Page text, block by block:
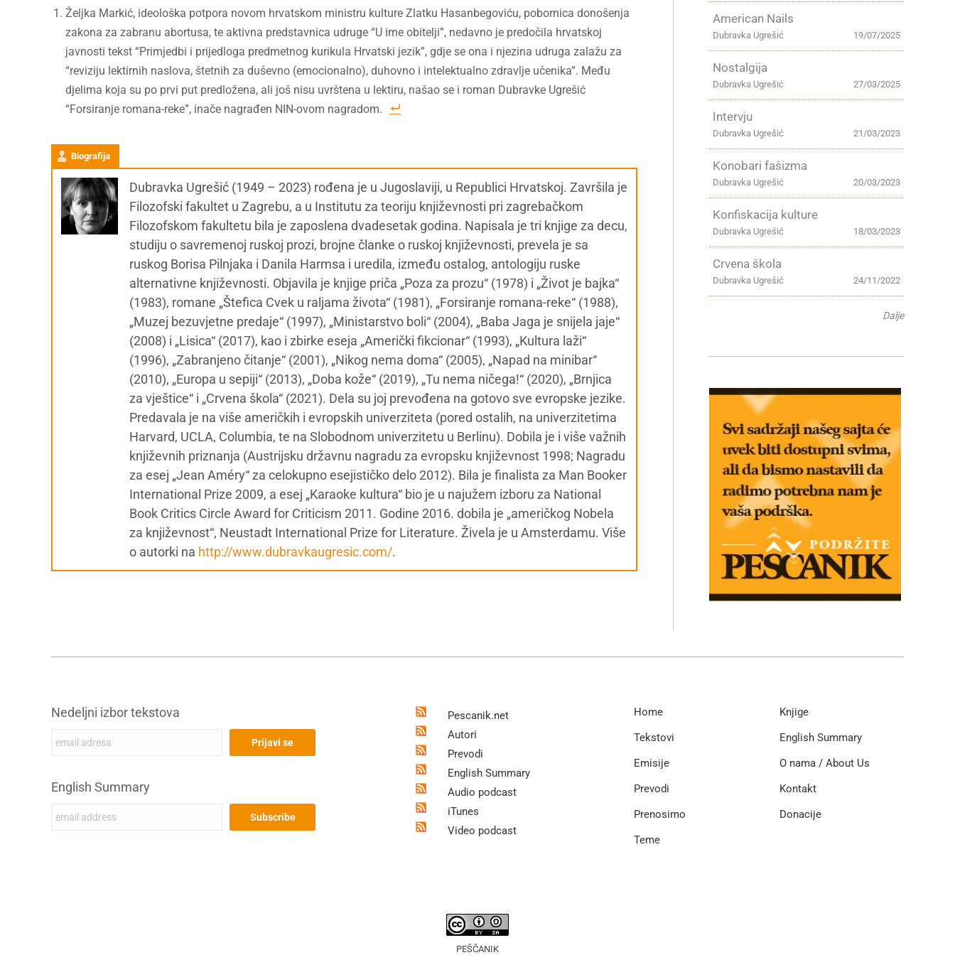
Željka Markić, ideološka potpora novom hrvatskom ministru kulture Zlatku Hasanbegoviću, pobornica donošenja
zakona za zabranu abortusa, te aktivna predstavnica udruge “U ime obitelji”, nedavno je predočila hrvatskoj
javnosti tekst “Primjedbi i prijedloga predmetnog kurikula Hrvatski jezik”, gdje se ona i njezina udruga zalažu za
“reviziju lektirnih naslova, štetnih za duševno (emocionalno), duhovno i intelektualno zdravlje učenika”. Među
djelima koja su po prvi put predložena, ali još nisu uvrštena u lektiru, našao se i roman Dubravke Ugrešić
“Forsiranje romana-reke”, inače nagrađen NIN-ovom nagradom.
Biografija
Dubravka Ugrešić (1949 – 2023) rođena je u Jugoslaviji, u Republici Hrvatskoj. Završila je
Filozofski fakultet u Zagrebu, a u Institutu za teoriju književnosti pri zagrebačkom
Filozofskom fakultetu bila je zaposlena dvadesetak godina. Napisala je tri knjige za decu,
studiju o savremenoj ruskoj prozi, brojne članke o ruskoj književnosti, prevela je sa
ruskog Borisa Pilnjaka i Danila Harmsa i uredila, između ostalog, antologiju ruske
alternativne književnosti. Objavila je knjige priča „Poza za prozu“ (1978) i „Život je bajka“
(1983), romane „Štefica Cvek u raljama života“ (1981), „Forsiranje romana-reke“ (1988),
„Muzej bezuvjetne predaje“ (1997), „Ministarstvo boli“ (2004), „Baba Jaga je snijela jaje“
(2008) i „Lisica“ (2017), kao i zbirke eseja „Američki fikcionar“ (1993), „Kultura laži“
(1996), „Zabranjeno čitanje“ (2001), „Nikog nema doma“ (2005), „Napad na minibar“
(2010), „Europa u sepiji“ (2013), „Doba kože“ (2019), „Tu nema ničega!“ (2020), „Brnjica
za vještice“ i „Crvena škola“ (2021). Dela su joj prevođena na gotovo sve evropske jezike.
Predavala je na više američkih i evropskih univerziteta (pored ostalih, na univerzitetima
Harvard, UCLA, Columbia, te na Slobodnom univerzitetu u Berlinu). Dobila je i više važnih
književnih priznanja (Austrijsku državnu nagradu za evropsku književnost 1998; Nagradu
za esej „Jean Améry“ za celokupno esejističko delo 2012). Bila je finalista za Man Booker
International Prize 2009, a esej „Karaoke kultura“ bio je u najužem izboru za National
Book Critics Circle Award for Criticism 2011. Godine 2016. dobila je „američkog Nobela
za književnost“, Neustadt International Prize for Literature. Živela je u Amsterdamu. Više
o autorki na http://www.dubravkaugresic.com/.
American Nails
19/07/2025
Dubravka Ugrešić
Nostalgija
27/03/2025
Dubravka Ugrešić
Intervju
21/03/2023
Dubravka Ugrešić
Konobari fašizma
20/03/2023
Dubravka Ugrešić
Konfiskacija kulture
18/03/2023
Dubravka Ugrešić
Crvena škola
24/11/2022
Dubravka Ugrešić
Dalje
Nedeljni izbor tekstova
English Summary
Pescanik.net
Autori
Prevodi
English Summary
Audio podcast
iTunes
Video podcast
Home
Tekstovi
Emisije
Prevodi
Prenosimo
Teme
Knjige
English Summary
O nama / About Us
Kontakt
Donacije
PEŠČANIK